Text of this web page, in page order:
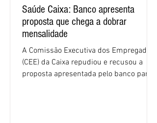
Saúde Caixa: Banco apresenta
proposta que chega a dobrar
mensalidade
A Comissão Executiva dos Empregados
(CEE) da Caixa repudiou e recusou a
proposta apresentada pelo banco para o